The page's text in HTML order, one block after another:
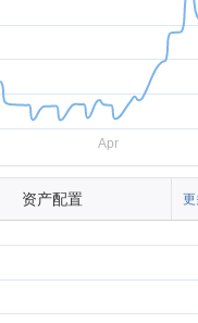
Apr
资产配置 更